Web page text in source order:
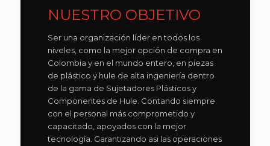
NUESTRO OBJETIVO
Ser una organización líder en todos los
niveles, como la mejor opción de compra en
Colombia y en el mundo entero, en piezas
de plástico y hule de alta ingeniería dentro
de la gama de Sujetadores Plásticos y
Componentes de Hule. Contando siempre
con el personal más comprometido y
capacitado, apoyados con la mejor
tecnología. Garantizando asi las operaciones